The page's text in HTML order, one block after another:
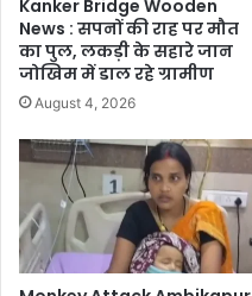
Kanker Bridge Wooden
News : सपनों की राह पर मौत
का पुल, लकड़ी के सहारे जान
जोखिम में डाल रहे ग्रामीण
August 4, 2026